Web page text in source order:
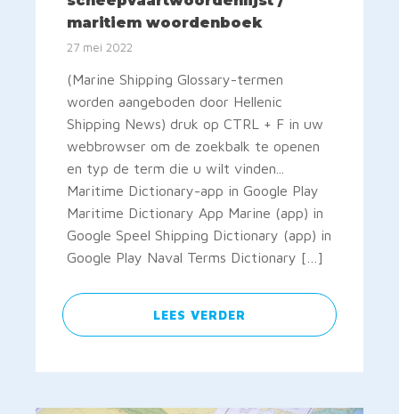
maritiem woordenboek
27 mei 2022
(Marine Shipping Glossary-termen
worden aangeboden door Hellenic
Shipping News) druk op CTRL + F in uw
webbrowser om de zoekbalk te openen
en typ de term die u wilt vinden...
Maritime Dictionary-app in Google Play
Maritime Dictionary App Marine (app) in
Google Speel Shipping Dictionary (app) in
Google Play Naval Terms Dictionary […]
LEES VERDER